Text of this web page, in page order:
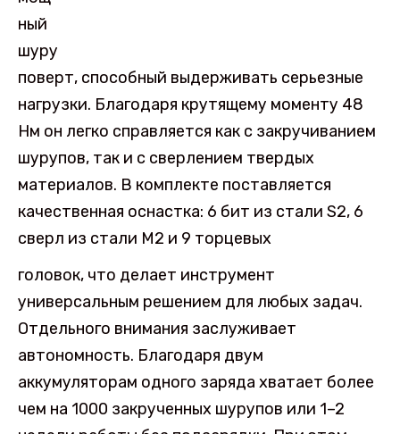
ный
шуру
поверт, способный выдерживать серьезные
нагрузки. Благодаря крутящему моменту 48
Нм он легко справляется как с закручиванием
шурупов, так и с сверлением твердых
материалов. В комплекте поставляется
качественная оснастка: 6 бит из стали S2, 6
сверл из стали M2 и 9 торцевых
головок, что делает инструмент
универсальным решением для любых задач.
Отдельного внимания заслуживает
автономность. Благодаря двум
аккумуляторам одного заряда хватает более
чем на 1000 закрученных шурупов или 1–2